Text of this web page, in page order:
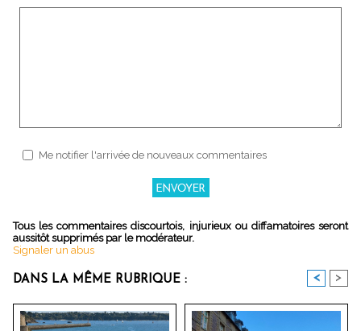
Me notifier l'arrivée de nouveaux commentaires
Tous les commentaires discourtois, injurieux ou diffamatoires seront
aussitôt supprimés par le modérateur.
Signaler un abus
DANS LA MÊME RUBRIQUE : < >